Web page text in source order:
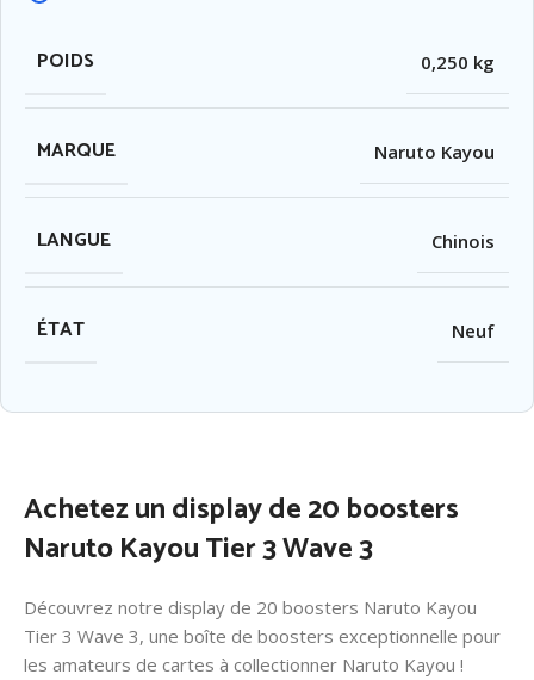
Achetez un display de 20 boosters
Naruto Kayou Tier 3 Wave 3
Découvrez notre display de 20 boosters Naruto Kayou
Tier 3 Wave 3, une boîte de boosters exceptionnelle pour
les amateurs de cartes à collectionner Naruto Kayou !
POIDS 0,250 kg
MARQUE Naruto Kayou
LANGUE Chinois
ÉTAT Neuf